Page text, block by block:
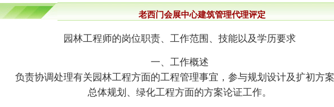
老西门会展中心建筑管理代理评定
园林工程师的岗位职责、工作范围、技能以及学历要求
一、工作概述
负责协调处理有关园林工程方面的工程管理事宜，参与规划设计及扩初方
总体规划、绿化工程方面的方案论证工作。